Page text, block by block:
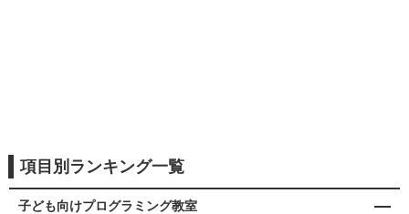
項目別ランキング一覧
子ども向けプログラミング教室